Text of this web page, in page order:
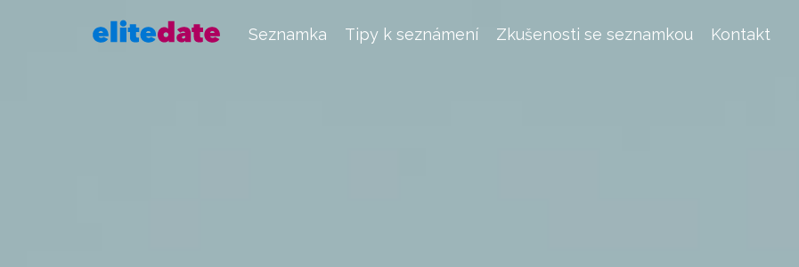
Seznamka Tipy k seznámení Zkušenosti se seznamkou Kontakt